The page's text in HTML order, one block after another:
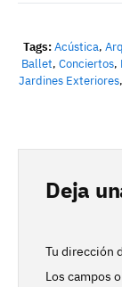
Tags: Acústica,
Ballet, Conciertos,
Jardines Exteriores,
Deja
Tu dirección
Los campos